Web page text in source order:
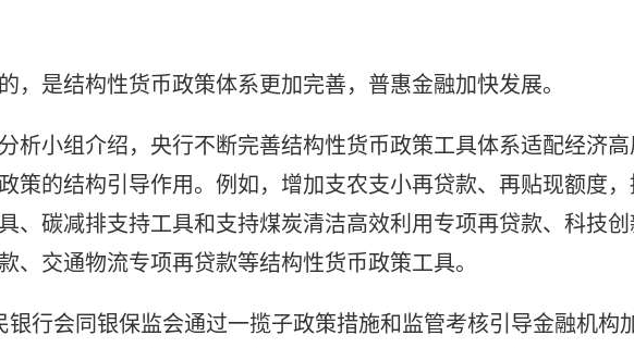
，是结构性货币政策体系更加完善，普惠金融加快发展。
析小组介绍，央行不断完善结构性货币政策工具体系适配经济高
策的结构引导作用。例如，增加支农支小再贷款、再贴现额度，
、碳减排支持工具和支持煤炭清洁高效利用专项再贷款、科技创
、交通物流专项再贷款等结构性货币政策工具。
银行会同银保监会通过一揽子政策措施和监管考核引导金融机构